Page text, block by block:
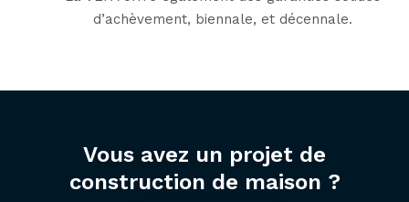
d’achèvement, biennale, et décennale.
Vous avez un projet de
construction de maison ?